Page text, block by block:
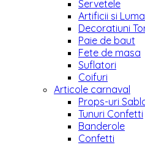
Servetele
Artificii si
Decoratiuni
Paie de baut
Fete de masa
Suflatori
Coifuri
Articole carnaval
Props-uri
Tunuri Confetti
Banderole
Confetti